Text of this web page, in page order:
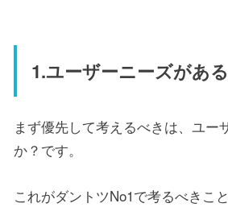
1.ユーザーニーズがあ
まず優先して考えるべきは、ユー
か？です。
これがダントツNo1で考るべきこと